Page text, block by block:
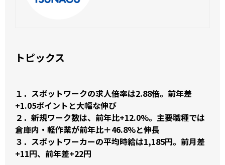
トピックス
１．スポットワークの求人倍率は2.88倍。前年差
+1.05ポイントと大幅な伸び
２．新規ワーク数は、前年比+12.0%。主要職種では
倉庫内・軽作業が前年比＋46.8%と伸長
３．スポットワーカーの平均時給は1,185円。前月差
+11円、前年差+22円